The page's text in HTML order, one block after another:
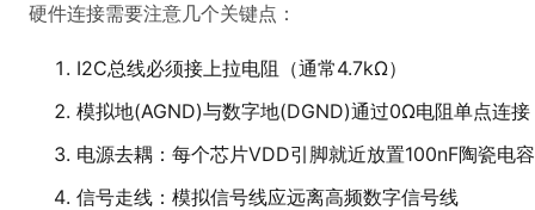
硬件连接需要注意几个关键点：
I2C总线必须接上拉电阻（通常4.7kΩ）
模拟地(AGND)与数字地(DGND)通过0Ω电阻单点连接
电源去耦：每个芯片VDD引脚就近放置100nF陶瓷电容
信号走线：模拟信号线应远离高频数字信号线